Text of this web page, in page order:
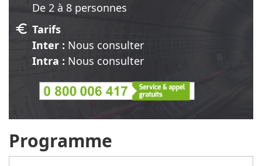
De 2 à 8 personnes
euro Tarifs
Inter : Nous consulter
Intra : Nous consulter
Programme